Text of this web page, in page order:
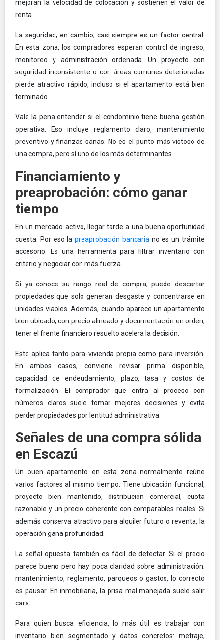
mejoran la velocidad de colocación y sostienen el valor de
renta.
La seguridad, en cambio, casi siempre es un factor central.
En esta zona, los compradores esperan control de ingreso,
monitoreo y administración ordenada. Un proyecto con
seguridad inconsistente o con áreas comunes deterioradas
pierde atractivo rápido, incluso si el apartamento está bien
terminado.
Vale la pena entender si el condominio tiene buena gestión
operativa. Eso incluye reglamento claro, mantenimiento
preventivo y finanzas sanas. No es el punto más vistoso de
una compra, pero sí uno de los más determinantes.
Financiamiento y
preaprobación: cómo ganar
tiempo
En un mercado activo, llegar tarde a una buena oportunidad
cuesta. Por eso lapreaprobación bancaria no es un trámite
accesorio. Es una herramienta para filtrar inventario con
criterio y negociar con más fuerza.
Si ya conoce su rango real de compra, puede descartar
propiedades que solo generan desgaste y concentrarse en
unidades viables. Además, cuando aparece un apartamento
bien ubicado, con precio alineado y documentación en orden,
tener el frente financiero resuelto acelera la decisión.
Esto aplica tanto para vivienda propia como para inversión.
En ambos casos, conviene revisar prima disponible,
capacidad de endeudamiento, plazo, tasa y costos de
formalización. El comprador que entra al proceso con
números claros suele tomar mejores decisiones y evita
perder propiedades por lentitud administrativa.
Señales de una compra sólida
en Escazú
Un buen apartamento en esta zona normalmente reúne
varios factores al mismo tiempo. Tiene ubicación funcional,
proyecto bien mantenido, distribución comercial, cuota
razonable y un precio coherente con comparables reales. Si
además conserva atractivo para alquiler futuro o reventa, la
operación gana profundidad.
La señal opuesta también es fácil de detectar. Si el precio
parece bueno pero hay poca claridad sobre administración,
mantenimiento, reglamento, parqueos o gastos, lo correcto
es pausar. En inmobiliaria, la prisa mal manejada suele salir
cara.
Para quien busca eficiencia, lo más útil es trabajar con
inventario bien segmentado y datos concretos: metraje,